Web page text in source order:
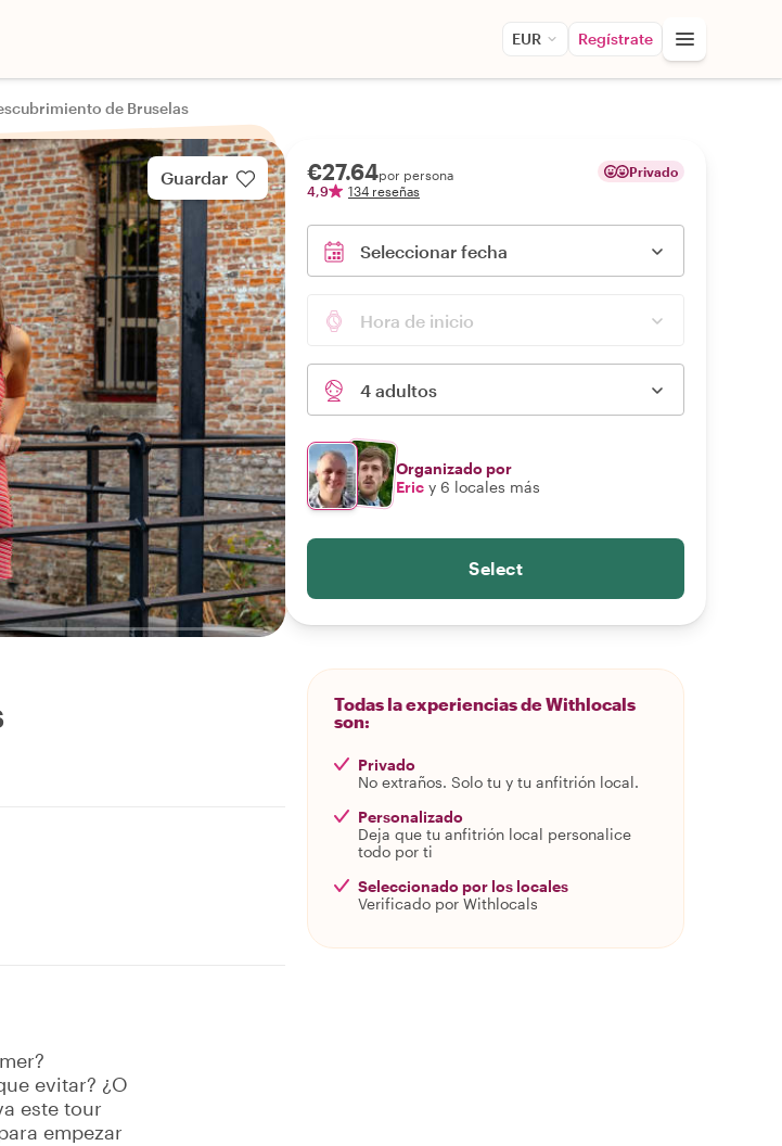
EUR Regístrate
de Bruselas
Guardar
evitar? ¿O
este tour
empezar
€27.64por persona
4,9
134 reseñas
Privado
Seleccionar fecha
Hora de inicio
4 adultos
Organizado por
Eric y 6 locales más
Select
Todas la experiencias de Withlocals
son:
Privado
No extraños. Solo tu y tu anfitrión local.
Personalizado
Deja que tu anfitrión local personalice
todo por ti
Seleccionado por los locales
Verificado por Withlocals